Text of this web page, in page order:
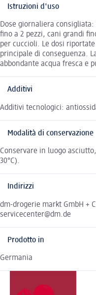
Istruzioni d'uso
Dose giornaliera
fino a 2 pezzi, cani grandi
per cuccioli. Le dosi
principale di conseguenza.
abbondante acqua fresca e
Additivi
Additivi tecnologici:
Modalità di conservazione
Conservare in luogo
30°C).
Indirizzi
dm-drogerie markt GmbH +
servicecenter@dm.de
Prodotto in
Germania